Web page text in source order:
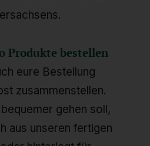
Produkte bestellen
eure Bestellung
zusammenstellen.
gehen soll,
aus unseren fertigen